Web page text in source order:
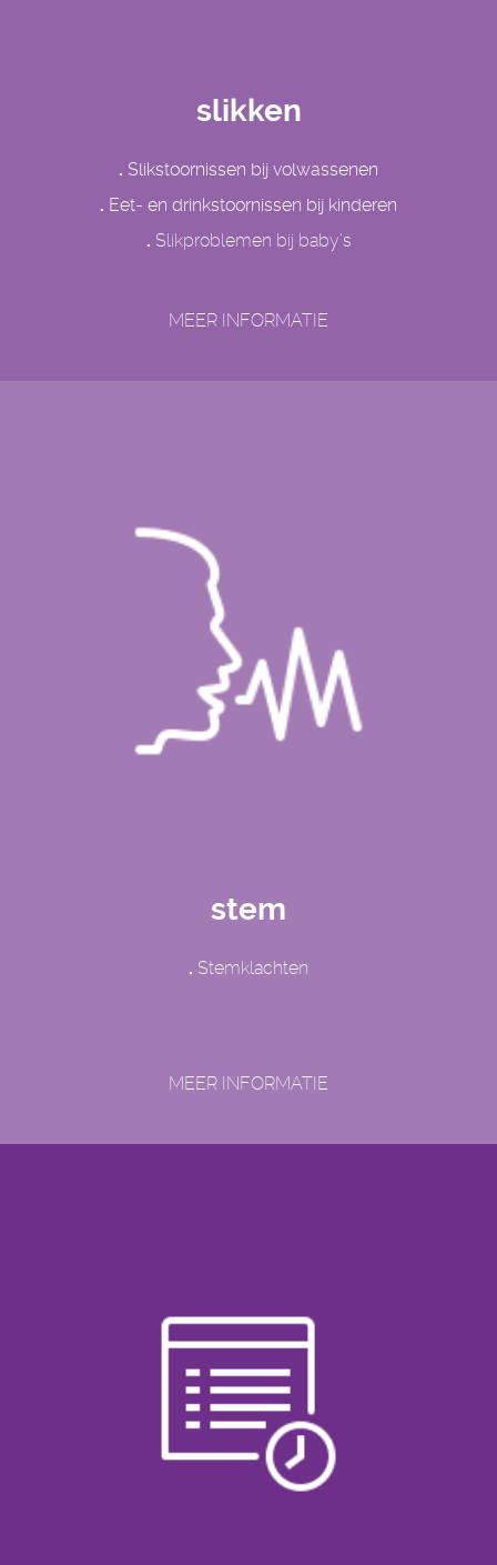
slikken
. Slikstoornissen bij volwassenen
. Eet- en drinkstoornissen bij kinderen
. Slikproblemen bij baby’s
MEER INFORMATIE
stem
. Stemklachten
MEER INFORMATIE